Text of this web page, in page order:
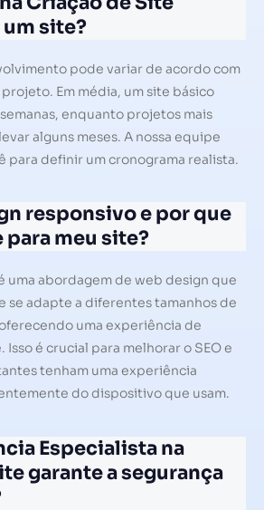
site?
pode variar de acordo com
Em média, um site básico
enquanto projetos mais
alguns meses. A nossa equipe
para definir um cronograma realista.
responsivo e por que
meu site?
uma abordagem de web design que
se adapte a diferentes tamanhos de
uma experiência de
é crucial para melhorar o SEO e
tenham uma experiência
do dispositivo que usam.
Especialista na
garante a segurança